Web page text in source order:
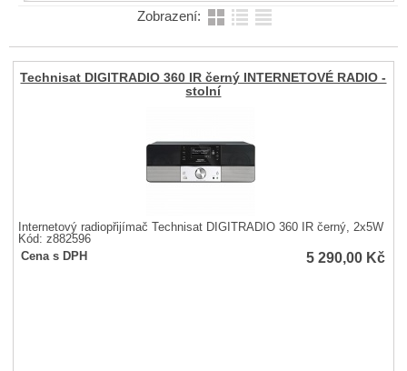
Zobrazení:
Technisat DIGITRADIO 360 IR černý INTERNETOVÉ RADIO -
stolní
Internetový radiopřijímač Technisat DIGITRADIO 360 IR černý, 2x5W
Kód: z882596
Cena s DPH
5 290,00 Kč